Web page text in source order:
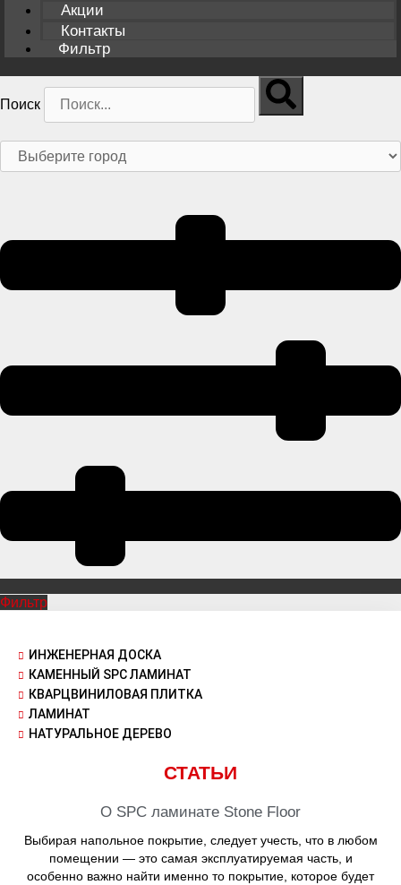
Акции
Контакты
Фильтр
Поиск
Фильтр
ИНЖЕНЕРНАЯ ДОСКА
КАМЕННЫЙ SPC ЛАМИНАТ
КВАРЦВИНИЛОВАЯ ПЛИТКА
ЛАМИНАТ
НАТУРАЛЬНОЕ ДЕРЕВО
СТАТЬИ
О SPC ламинате Stone Floor
Выбирая напольное покрытие, следует учесть, что в любом
помещении — это самая эксплуатируемая часть, и
особенно важно найти именно то покрытие, которое будет